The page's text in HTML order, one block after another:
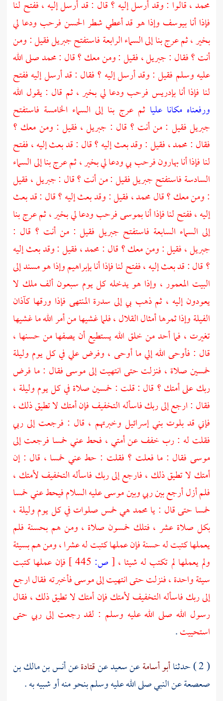
محمد، قالوا : وقد أرسل إليه ؟ قال : قد أرسل إليه ، ففتح لنا
فإذا أنابيوسف وإذا هو قد أعطي شطر الحسن فرحب ودعا لي
بخير ، ثم عرج بنا إلى السماء الرابعة فاستفتحجبريلفقيل : ومن
أنت ؟ فقال :جبريل، فقيل : ومن معك ؟ قال :محمدصلى الله
عليه وسلم فقيل : وقد أرسل إليه ؟ فقال : قد أرسل إليه ففتح
لنا فإذا أنابإدريس فرحب ودعا لي بخير ، ثم قال : يقول الله
ورفعناه مكانا علياثم عرج بنا إلى السماء الخامسة فاستفتح
جبريلفقيل : من أنت ؟ قال : جبريل، فقيل : ومن معك ؟
فقال :محمد، فقيل : وقد بعث إليه ؟ قال : قد بعث إليه ، ففتح
لنا فإذا أنابهارونفرحب بي ودعا لي بخير ، ثم عرج بنا إلى السماء
السادسة فاستفتحجبريلفقيل : من أنت ؟ قال :جبريل، فقيل
: ومن معك ؟ قالمحمد، فقيل : وقد بعث إليه ؟ قال : قد بعث
إليه ، ففتح لنا فإذا أنابموسىفرحب ودعا لي بخير ، ثم عرج بنا
إلى السماء السابعة فاستفتح جبريل فقيل : من أنت ؟ قال :
جبريل، فقيل : ومن معك ؟ قال :محمد، فقيل : وقد بعث إليه
؟ قال : قد بعث إليه ، ففتح لنا فإذا أنابإبراهيموإذا هو مسند إلى
البيت المعمور ، وإذا هو يدخله كل يوم سبعون ألف ملك لا
يعودون إليه ، ثم ذهب بي إلى سدرة المنتهى فإذا ورقها كآذان
الفيلة وإذا ثمرها أمثال القلال ، فلما غشيها من أمر الله ما غشيها
تغيرت ، فما أحد من خلق الله يستطيع أن يصفها من حسنها ،
قال : فأوحى الله إلي ما أوحى ، وفرض علي في كل يوم وليلة
خمسين صلاة ، فنزلت حتى انتهيت إلىموسىفقال : ما فرض
ربك على أمتك ؟ قال : قلت : خمسين صلاة في كل يوم وليلة ،
فقال : ارجع إلى ربك فاسأله التخفيف فإن أمتك لا تطيق ذلك ،
فإني قد بلوتبني إسرائيل وخبرتهم ، قال : فرجعت إلى ربي
فقلت له : رب خفف عن أمتي ، فحط عني خمسا فرجعت إلى
موسى فقال : ما فعلت ؟ فقلت : حط عني خمسا ، قال : إن
أمتك لا تطيق ذلك ، فارجع إلى ربك فاسأله التخفيف لأمتك ،
فلم أزل أرجع بين ربي وبينموسىعليه السلام فيحط عني خمسا
خمسا حتى قال : يامحمدهي خمس صلوات في كل يوم وليلة ،
بكل صلاة عشر ، فتلك خمسون صلاة ، ومن هم بحسنة فلم
يعملها كتبت له حسنة فإن عملها كتبت له عشرا ، ومن هم بسيئة
ولم يعملها لم تكتب له شيئا ، [ص:
فإن عملها كتبت
سيئة واحدة ، فنزلت حتى انتهيت إلىموسىفأخبرته فقال ارجع
إلى ربك فاسأله التخفيف لأمتك فإن أمتك لا تطيق ذلك ، فقال
رسول الله صلى الله عليه وسلم : لقد رجعت إلى ربي حتى
استحييت.
( 2 ) حدثنا
أبو أسامةعنسعيدعنقتادةعنأنس بن مالك بن
صعصعةعن النبي صلى الله عليه وسلم بنحو منه أو شبيه به .